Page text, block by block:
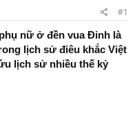
#1
nữ ở đền vua Đinh là
lịch sử điêu khắc Việt
lịch sử nhiều thế kỷ